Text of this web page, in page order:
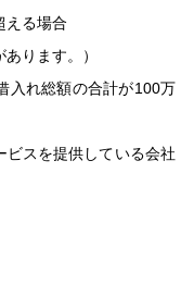
える場合
ります。）
入れ総額の合計が100万
スを提供している会社